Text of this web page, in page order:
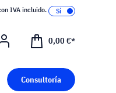
IVA incluido.
0,00 €*
Consultoría